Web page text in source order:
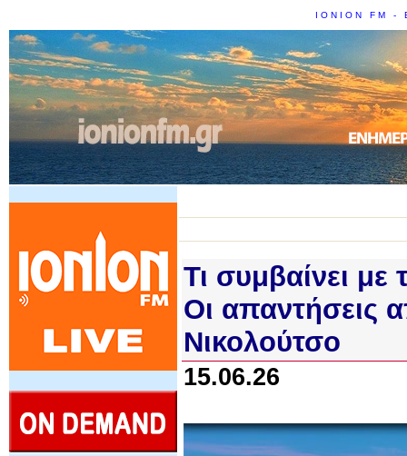
IONION FM -
Τι συμβαίνει
Οι απαντήσεις
Νικολούτσο
15.06.26